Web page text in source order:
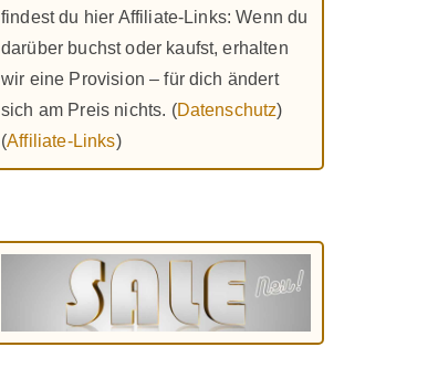
findest du hier Affiliate-Links: Wenn du
darüber buchst oder kaufst, erhalten
wir eine Provision – für dich ändert
sich am Preis nichts. (Datenschutz)
(Affiliate-Links)